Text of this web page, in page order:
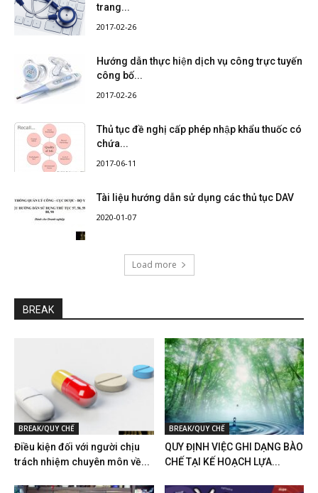
trang...
2017-02-26
Hướng dẫn thực hiện dịch vụ công trực tuyến
công bố...
2017-02-26
Thủ tục đề nghị cấp phép nhập khẩu thuốc có
chứa...
2017-06-11
Tài liệu hướng dẫn sử dụng các thủ tục DAV
2020-01-07
Load more
BREAK
BREAK/QUY CHẾ
Điều kiện đối với người chịu
trách nhiệm chuyên môn về...
BREAK/QUY CHẾ
QUY ĐỊNH VIỆC GHI DẠNG BÀO
CHẾ TẠI KẾ HOẠCH LỰA...